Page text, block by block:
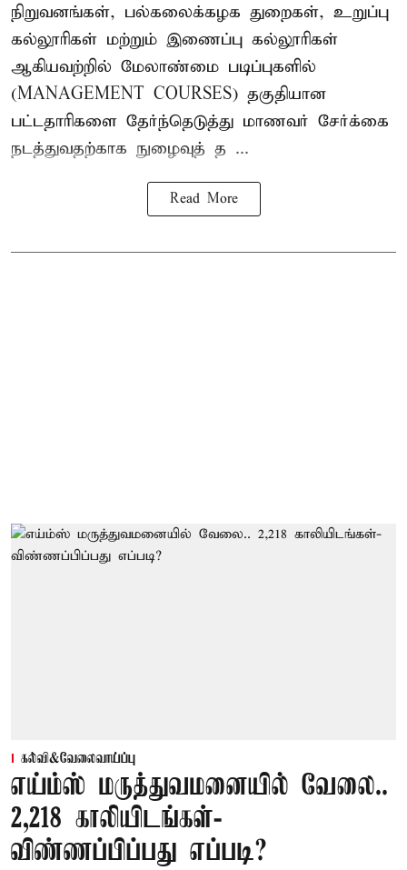
நிறுவனங்கள், பல்கலைக்கழக துறைகள், உறுப்பு
கல்லூரிகள் மற்றும் இணைப்பு கல்லூரிகள்
ஆகியவற்றில் மேலாண்மை படிப்புகளில்
(MANAGEMENT COURSES) தகுதியான
பட்டதாரிகளை தேர்ந்தெடுத்து மாணவர் சேர்க்கை
நடத்துவதற்காக நுழைவுத் த ...
Read More
கல்வி&வேலைவாய்ப்பு
எய்ம்ஸ் மருத்துவமனையில் வேலை..
2,218 காலியிடங்கள்-
விண்ணப்பிப்பது எப்படி?